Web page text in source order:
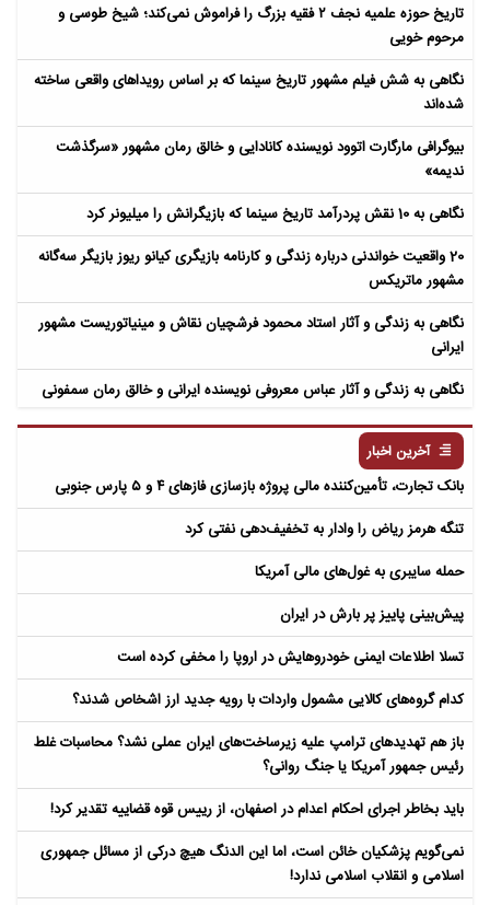
تاریخ حوزه علمیه نجف ۲ فقیه بزرگ را فراموش نمی‌کند؛ شیخ طوسی و
مرحوم خویی
نگاهی به شش فیلم مشهور تاریخ سینما که بر اساس رویداهای واقعی ساخته
شده‌اند
بیوگرافی مارگارت اتوود نویسنده کانادایی و خالق رمان مشهور «سرگذشت
ندیمه»
نگاهی به 10 نقش پردرآمد تاریخ سینما که بازیگرانش را میلیونر کرد
20 واقعیت خواندنی درباره زندگی و کارنامه بازیگری کیانو ریوز بازیگر سه‌گانه
مشهور ماتریکس
نگاهی به زندگی و آثار استاد محمود فرشچیان نقاش و مینیاتوریست مشهور
ایرانی
نگاهی به زندگی و آثار عباس معروفی نویسنده ایرانی و خالق رمان سمفونی
آخرین اخبار
بانک تجارت، تأمین‌کننده مالی پروژه بازسازی فازهای ۴ و ۵ پارس جنوبی
تنگه هرمز ریاض را وادار به تخفیف‌دهی نفتی کرد
حمله سایبری به غول‌های مالی آمریکا
پیش‌بینی پاییز پر بارش در ایران
تسلا اطلاعات ایمنی خودروهایش در اروپا را مخفی کرده است
کدام گروه‌های کالایی مشمول واردات با رویه جدید ارز اشخاص شدند؟
باز هم تهدیدهای ترامپ علیه زیرساخت‌های ایران عملی نشد؟ محاسبات غلط
رئیس جمهور آمریکا یا جنگ روانی؟
باید بخاطر اجرای احکام اعدام در اصفهان، از رییس قوه قضاییه تقدیر کرد!
نمی‌گویم پزشکیان خائن است، اما این الدنگ هیچ درکی از مسائل جمهوری
اسلامی و انقلاب اسلامی ندارد!